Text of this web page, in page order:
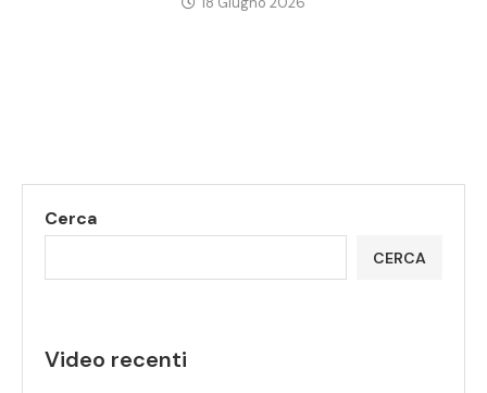
Cerca
CERCA
Video recenti